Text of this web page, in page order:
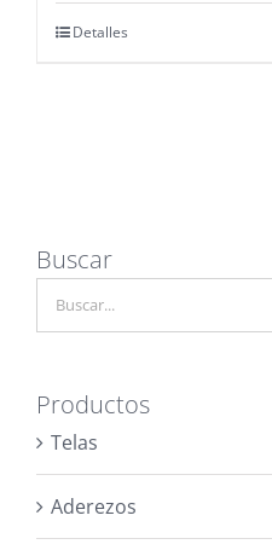
Detalles
Buscar
Productos
Telas
Aderezos